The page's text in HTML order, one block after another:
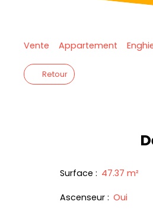
Vente Appartement
Retour
Surface : 47.37 m²
Ascenseur : Oui